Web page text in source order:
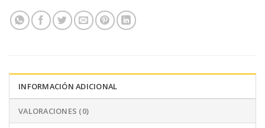
INFORMACIÓN ADICIONAL
VALORACIONES (0)